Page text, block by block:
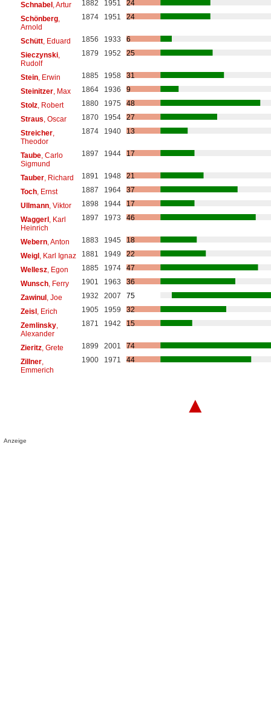
Schnabel, Artur 1882 1951
24
Schönberg,
Arnold
1874 1951 24
Schütt, Eduard 1856 1933
6
Sieczynski,
Rudolf
1879 1952 25
Stein, Erwin 1885 1958
31
Steinitzer, Max 1864 1936
9
Stolz, Robert 1880 1975
48
Straus , Oscar 1870 1954
27
Streicher,
Theodor
1874 1940 13
Taube, Carlo
Sigmund
1897 1944 17
Tauber, Richard 1891 1948
21
Toch, Ernst 1887 1964
37
Ullmann, Viktor 1898 1944
17
Waggerl, Karl
Heinrich
1897 1973 46
Webern, Anton 1883 1945
18
Weigl, Karl Ignaz 1881 1949
22
Wellesz, Egon 1885 1974
47
Wunsch, Ferry 1901 1963
36
Zawinul, Joe 1932 2007
75
Zeisl, Erich 1905 1959
32
Zemlinsky,
Alexander
1871 1942 15
Zieritz, Grete 1899 2001
74
Zillner,
Emmerich
1900 1971 44
▲
Anzeige